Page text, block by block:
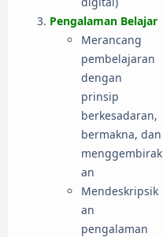
Pengalaman Belajar
Merancang
pembelajaran
dengan
prinsip
berkesadaran,
bermakna, dan
menggembirak
an
Mendeskripsik
an
pengalaman